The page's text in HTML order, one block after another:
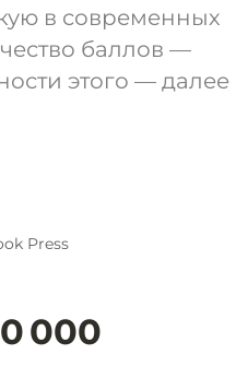
в современных
баллов —
этого — далее
Press
000